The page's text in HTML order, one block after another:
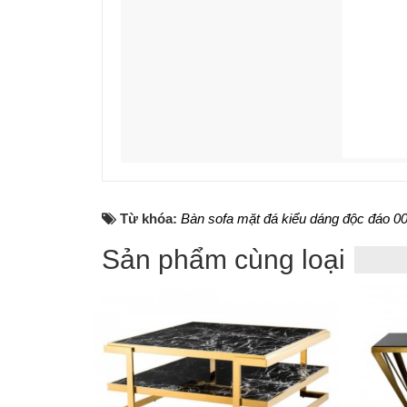
Từ khóa: Bàn sofa mặt đá kiểu dáng độc đáo
Sản phẩm cùng loại